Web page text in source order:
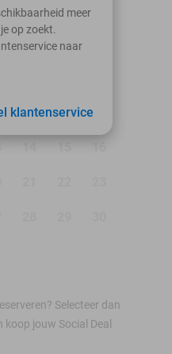
2026
Vr
7 8
Selecteer dan
koop jouw Social Deal
meer
op zoekt.
naar
klantenservice